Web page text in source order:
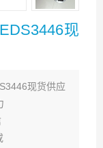
现
现货供应